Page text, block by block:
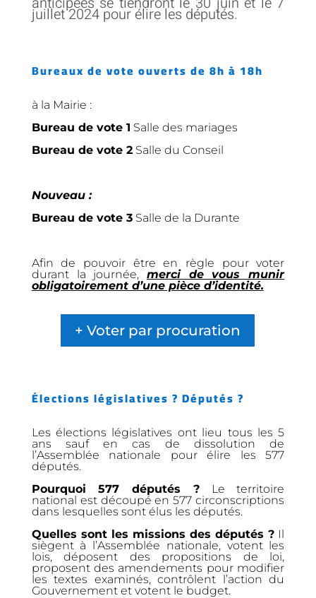
juillet 2024 pour élire les députés.
Bureaux de vote ouverts de 8h à 18h
à la Mairie :
Bureau de vote 1 Salle des mariages
Bureau de vote 2Salle du Conseil
Nouveau :
Bureau de vote 3Salle de la Durante
Afin de pouvoir être en règle pour voter
durant la journée, merci de vous munir
obligatoirement d’une pièce d’identité.
+ Voter par procuration
Élections législatives ? Députés ?
Les élections législatives ont lieu tous les 5
ans sauf en cas de dissolution de
l’Assemblée nationale pour élire les 577
députés.
Pourquoi 577 députés ?Le territoire
national est découpé en 577 circonscriptions
dans lesquelles sont élus les députés.
Quelles sont les missions des députés ? Il
siègent à l’Assemblée nationale, votent les
lois, déposent des propositions de loi,
proposent des amendements pour modifier
les textes examinés, contrôlent l’action du
Gouvernement et votent le budget.